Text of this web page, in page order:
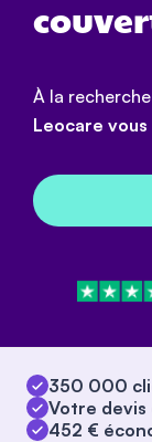
À la
Leocare
350 000
Votre devis
452 €